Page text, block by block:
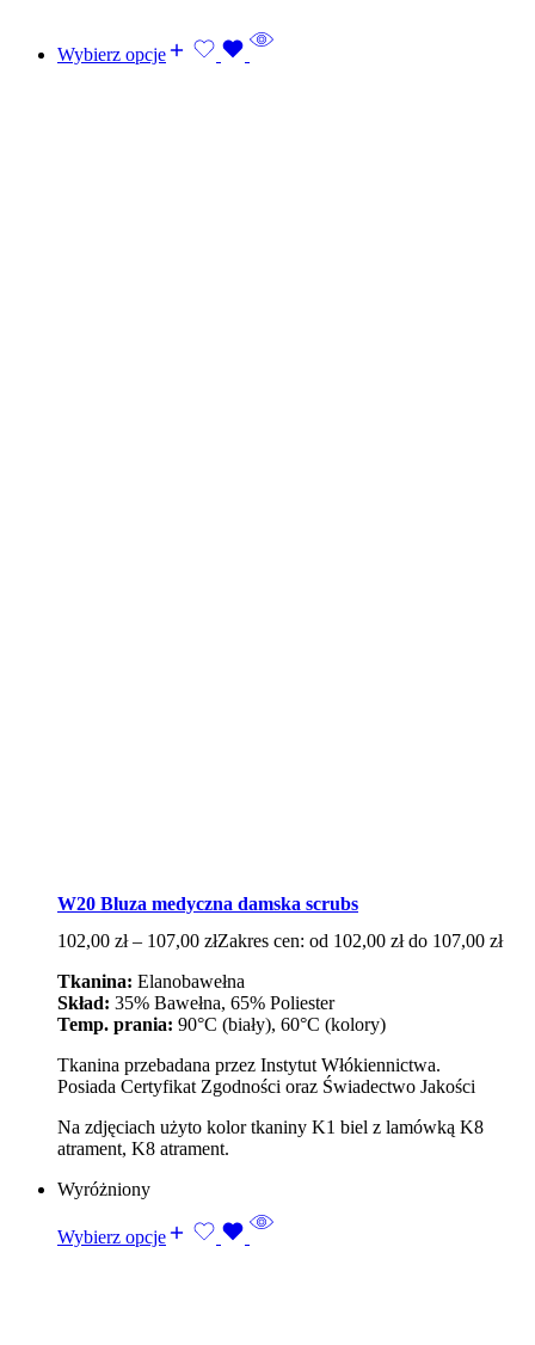
Wybierz opcje
W20 Bluza medyczna damska scrubs
102,00 zł – 107,00 złZakres cen: od 102,00 zł do 107,00 zł
Tkanina: Elanobawełna
Skład: 35% Bawełna, 65% Poliester
Temp. prania: 90°C (biały), 60°C (kolory)
Tkanina przebadana przez Instytut Włókiennictwa.
Posiada Certyfikat Zgodności oraz Świadectwo Jakości
Na zdjęciach użyto kolor tkaniny K1 biel z lamówką K8
atrament, K8 atrament.
Wyróżniony
Wybierz opcje